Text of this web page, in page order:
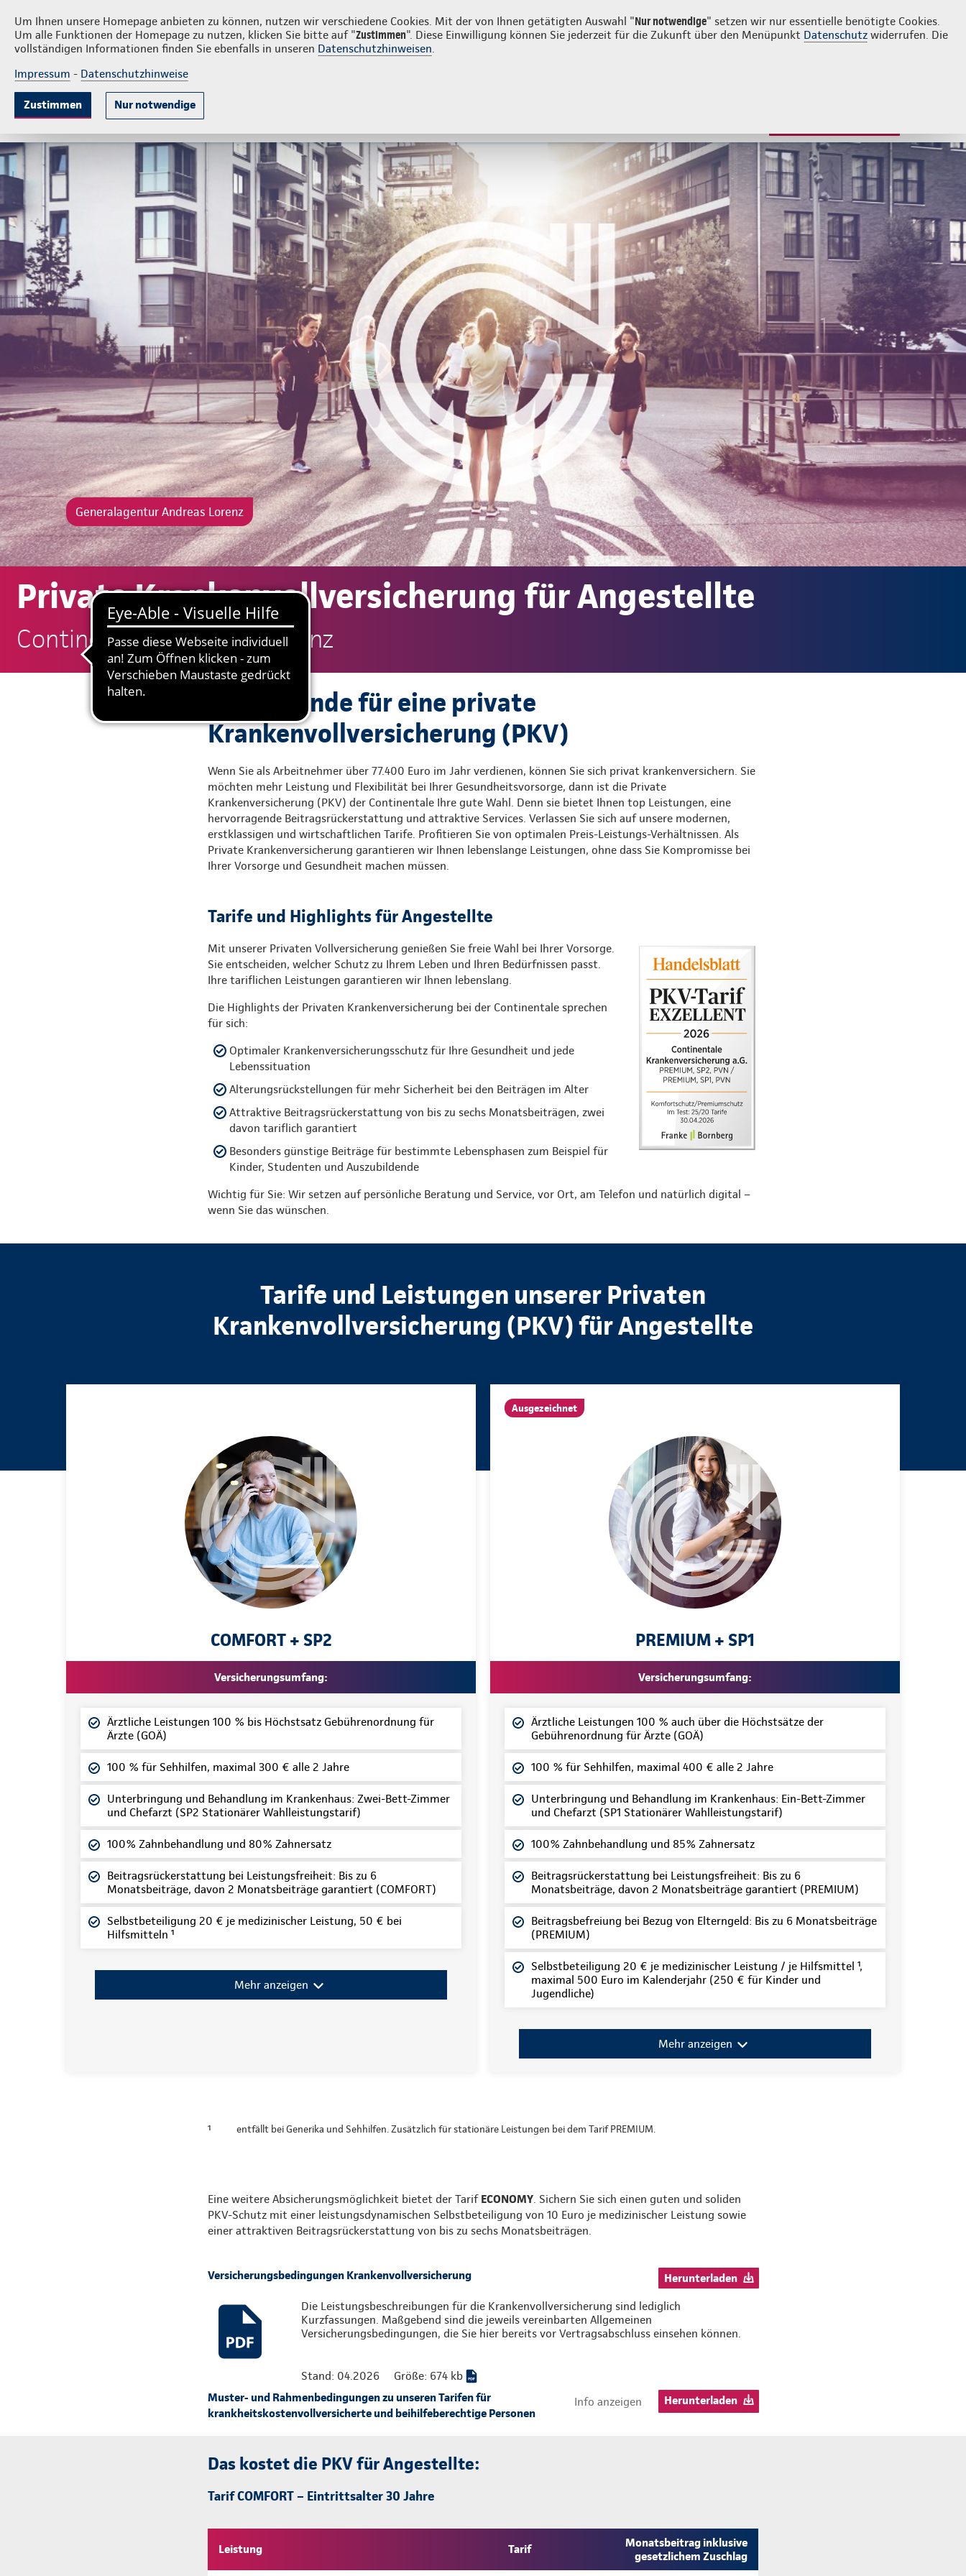
Um Ihnen unsere Homepage anbieten zu können, nutzen wir verschiedene Cookies. Mit der von Ihnen getätigten Auswahl "Nur notwendige" setzen wir nur essentielle benötigte Cookies.
Um alle Funktionen der Homepage zu nutzen, klicken Sie bitte auf "Zustimmen". Diese Einwilligung können Sie jederzeit für die Zukunft über den Menüpunkt Datenschutz widerrufen. Die
vollständigen Informationen finden Sie ebenfalls in unseren Datenschutzhinweisen.
Impressum - Datenschutzhinweise
Zustimmen Nur notwendige
Andreas Lorenz PrivatkundenFirmenkunden Login Kontakt 08459 3332945
KrankenversicherungLebensversicherung
Generalagentur Andreas Lorenz
Private Krankenvollversicherung für Angestellte
Continentale: Andreas Lorenz
Gute Gründe für eine private
Krankenvollversicherung (PKV)
Wenn Sie als Arbeitnehmer über 77.400 Euro im Jahr verdienen, können Sie sich privat krankenversichern. Sie
möchten mehr Leistung und Flexibilität bei Ihrer Gesundheitsvorsorge, dann ist die Private
Krankenversicherung (PKV) der Continentale Ihre gute Wahl. Denn sie bietet Ihnen top Leistungen, eine
hervorragende Beitragsrückerstattung und attraktive Services. Verlassen Sie sich auf unsere modernen,
erstklassigen und wirtschaftlichen Tarife. Profitieren Sie von optimalen Preis-Leistungs-Verhältnissen. Als
Private Krankenversicherung garantieren wir Ihnen lebenslange Leistungen, ohne dass Sie Kompromisse bei
Ihrer Vorsorge und Gesundheit machen müssen.
Tarife und Highlights für Angestellte
Mit unserer Privaten Vollversicherung genießen Sie freie Wahl bei Ihrer Vorsorge.
Sie entscheiden, welcher Schutz zu Ihrem Leben und Ihren Bedürfnissen passt.
Ihre tariflichen Leistungen garantieren wir Ihnen lebenslang.
Die Highlights der Privaten Krankenversicherung bei der Continentale sprechen
für sich:
Optimaler Krankenversicherungsschutz für Ihre Gesundheit und jede
Lebenssituation
Alterungsrückstellungen für mehr Sicherheit bei den Beiträgen im Alter
Attraktive Beitragsrückerstattung von bis zu sechs Monatsbeiträgen, zwei
davon tariflich garantiert
Besonders günstige Beiträge für bestimmte Lebensphasen zum Beispiel für
Kinder, Studenten und Auszubildende
Wichtig für Sie: Wir setzen auf persönliche Beratung und Service, vor Ort, am Telefon und natürlich digital –
wenn Sie das wünschen.
Tarife und Leistungen unserer Privaten
Krankenvollversicherung (PKV) für Angestellte
COMFORT + SP2
Versicherungsumfang:
Ärztliche Leistungen 100 % bis Höchstsatz Gebührenordnung für
Ärzte (GOÄ)
100 % für Sehhilfen, maximal 300 € alle 2 Jahre
Unterbringung und Behandlung im Krankenhaus: Zwei-Bett-Zimmer
und Chefarzt (SP2 Stationärer Wahlleistungstarif)
100% Zahnbehandlung und 80% Zahnersatz
Beitragsrückerstattung bei Leistungsfreiheit: Bis zu 6
Monatsbeiträge, davon 2 Monatsbeiträge garantiert (COMFORT)
Selbstbeteiligung 20 € je medizinischer Leistung, 50 € bei
Hilfsmitteln ¹
Mehr anzeigen
Ausgezeichnet
PREMIUM + SP1
Versicherungsumfang:
Ärztliche Leistungen 100 % auch über die Höchstsätze der
Gebührenordnung für Ärzte (GOÄ)
100 % für Sehhilfen, maximal 400 € alle 2 Jahre
Unterbringung und Behandlung im Krankenhaus: Ein-Bett-Zimmer
und Chefarzt (SP1 Stationärer Wahlleistungstarif)
100% Zahnbehandlung und 85% Zahnersatz
Beitragsrückerstattung bei Leistungsfreiheit: Bis zu 6
Monatsbeiträge, davon 2 Monatsbeiträge garantiert (PREMIUM)
Beitragsbefreiung bei Bezug von Elterngeld: Bis zu 6 Monatsbeiträge
(PREMIUM)
Selbstbeteiligung 20 € je medizinischer Leistung / je Hilfsmittel ¹,
maximal 500 Euro im Kalenderjahr (250 € für Kinder und
Jugendliche)
Mehr anzeigen
¹ entfällt bei Generika und Sehhilfen. Zusätzlich für stationäre Leistungen bei dem Tarif PREMIUM.
Eine weitere Absicherungsmöglichkeit bietet der Tarif ECONOMY. Sichern Sie sich einen guten und soliden
PKV-Schutz mit einer leistungsdynamischen Selbstbeteiligung von 10 Euro je medizinischer Leistung sowie
einer attraktiven Beitragsrückerstattung von bis zu sechs Monatsbeiträgen.
Versicherungsbedingungen Krankenvollversicherung Herunterladen
Die Leistungsbeschreibungen für die Krankenvollversicherung sind lediglich
Kurzfassungen. Maßgebend sind die jeweils vereinbarten Allgemeinen
Versicherungsbedingungen, die Sie hier bereits vor Vertragsabschluss einsehen können.
Stand: 04.2026
Größe: 674 kb
Muster- und Rahmenbedingungen zu unseren Tarifen für
krankheitskostenvollversicherte und beihilfeberechtige Personen
Info anzeigen Herunterladen
Das kostet die PKV für Angestellte:
Tarif COMFORT – Eintrittsalter 30 Jahre
Leistung Tarif
Monatsbeitrag inklusive
gesetzlichem Zuschlag